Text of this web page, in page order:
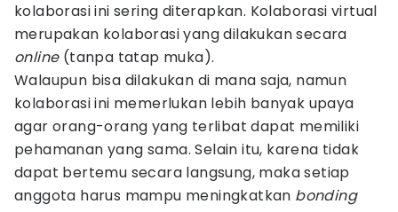
kolaborasi ini sering diterapkan. Kolaborasi virtual
merupakan kolaborasi yang dilakukan secara
online(tanpa tatap muka).
Walaupun bisa dilakukan di mana saja, namun
kolaborasi ini memerlukan lebih banyak upaya
agar orang-orang yang terlibat dapat memiliki
pehamanan yang sama. Selain itu, karena tidak
dapat bertemu secara langsung, maka setiap
anggota harus mampu meningkatkan bonding